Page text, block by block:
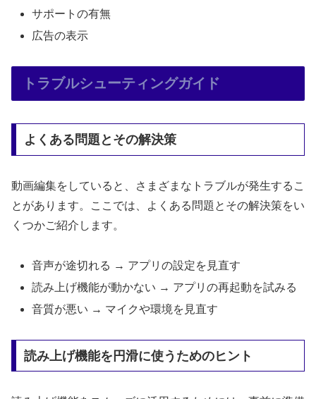
サポートの有無
広告の表示
トラブルシューティングガイド
よくある問題とその解決策
動画編集をしていると、さまざまなトラブルが発生するこ
とがあります。ここでは、よくある問題とその解決策をい
くつかご紹介します。
音声が途切れる → アプリの設定を見直す
読み上げ機能が動かない → アプリの再起動を試みる
音質が悪い → マイクや環境を見直す
読み上げ機能を円滑に使うためのヒント